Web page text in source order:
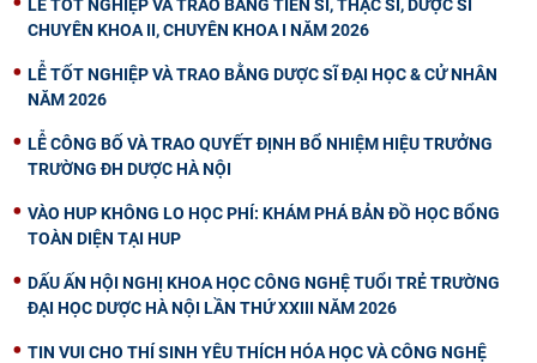
LỄ TỐT NGHIỆP VÀ TRAO BẰNG TIẾN SĨ, THẠC SĨ, DƯỢC SĨ
CHUYÊN KHOA II, CHUYÊN KHOA I NĂM 2026
LỄ TỐT NGHIỆP VÀ TRAO BẰNG DƯỢC SĨ ĐẠI HỌC & CỬ NHÂN
NĂM 2026
LỄ CÔNG BỐ VÀ TRAO QUYẾT ĐỊNH BỔ NHIỆM HIỆU TRƯỞNG
TRƯỜNG ĐH DƯỢC HÀ NỘI
VÀO HUP KHÔNG LO HỌC PHÍ: KHÁM PHÁ BẢN ĐỒ HỌC BỔNG
TOÀN DIỆN TẠI HUP
DẤU ẤN HỘI NGHỊ KHOA HỌC CÔNG NGHỆ TUỔI TRẺ TRƯỜNG
ĐẠI HỌC DƯỢC HÀ NỘI LẦN THỨ XXIII NĂM 2026
TIN VUI CHO THÍ SINH YÊU THÍCH HÓA HỌC VÀ CÔNG NGHỆ